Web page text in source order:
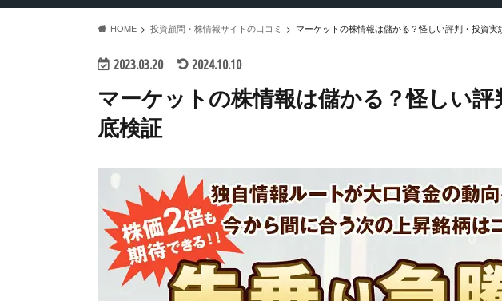
HOME 投資顧問・株情報サイトの口コミ マーケットの株情報は儲かる？怪しい評判・投資実
2023.03.20 2024.10.10
マーケットの株情報は儲かる？怪しい評
底検証